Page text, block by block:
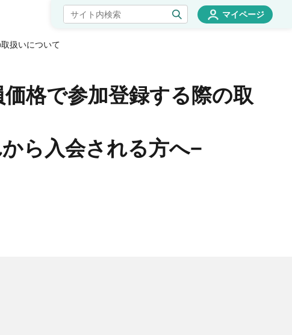
マイページ
扱いについて
格で参加登録する際の取
ら入会される方へ−